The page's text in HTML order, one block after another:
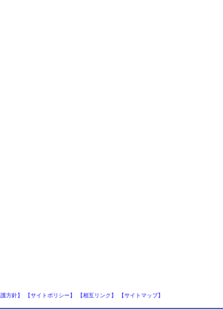
方針】 【サイトポリシー】 【相互リンク】 【サイトマップ】